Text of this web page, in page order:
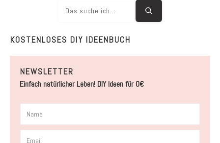
KOSTENLOSES DIY IDEENBUCH
NEWSLETTER
Einfach natürlicher Leben! DIY Ideen für 0€